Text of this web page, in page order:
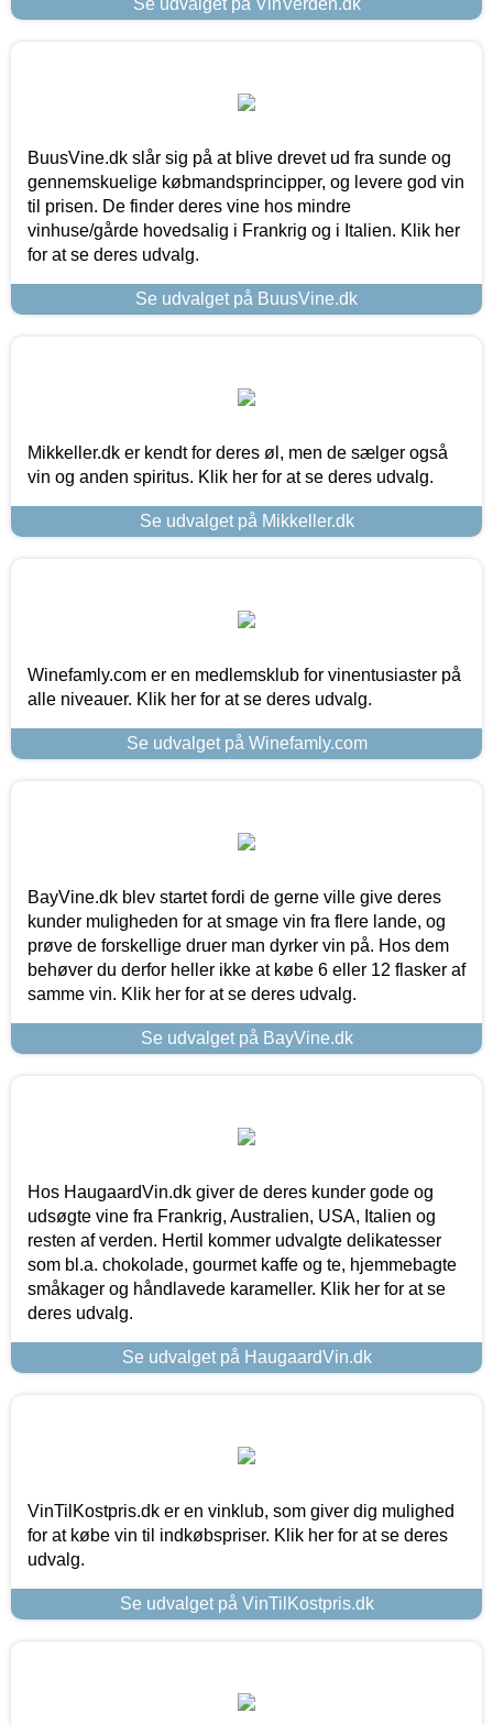
Se udvalget på VinVerden.dk
BuusVine.dk slår sig på at blive drevet ud fra sunde og
gennemskuelige købmandsprincipper, og levere god vin
til prisen. De finder deres vine hos mindre
vinhuse/gårde hovedsalig i Frankrig og i Italien. Klik her
for at se deres udvalg.
Se udvalget på BuusVine.dk
Mikkeller.dk er kendt for deres øl, men de sælger også
vin og anden spiritus. Klik her for at se deres udvalg.
Se udvalget på Mikkeller.dk
Winefamly.com er en medlemsklub for vinentusiaster på
alle niveauer. Klik her for at se deres udvalg.
Se udvalget på Winefamly.com
BayVine.dk blev startet fordi de gerne ville give deres
kunder muligheden for at smage vin fra flere lande, og
prøve de forskellige druer man dyrker vin på. Hos dem
behøver du derfor heller ikke at købe 6 eller 12 flasker af
samme vin. Klik her for at se deres udvalg.
Se udvalget på BayVine.dk
Hos HaugaardVin.dk giver de deres kunder gode og
udsøgte vine fra Frankrig, Australien, USA, Italien og
resten af verden. Hertil kommer udvalgte delikatesser
som bl.a. chokolade, gourmet kaffe og te, hjemmebagte
småkager og håndlavede karameller. Klik her for at se
deres udvalg.
Se udvalget på HaugaardVin.dk
VinTilKostpris.dk er en vinklub, som giver dig mulighed
for at købe vin til indkøbspriser. Klik her for at se deres
udvalg.
Se udvalget på VinTilKostpris.dk